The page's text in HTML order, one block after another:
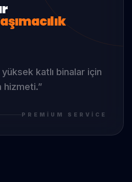
yüksek katlı binalar için
hizmeti.”
PREMIUM SERVICE